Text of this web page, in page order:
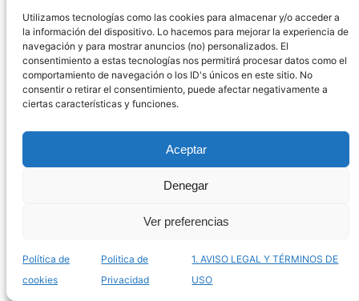
Utilizamos tecnologías como las cookies para almacenar y/o acceder a
la información del dispositivo. Lo hacemos para mejorar la experiencia de
navegación y para mostrar anuncios (no) personalizados. El
consentimiento a estas tecnologías nos permitirá procesar datos como el
comportamiento de navegación o los ID's únicos en este sitio. No
consentir o retirar el consentimiento, puede afectar negativamente a
ciertas características y funciones.
Aceptar
Denegar
Ver preferencias
Política de
cookies
Politica de
Privacidad
1. AVISO LEGAL Y TÉRMINOS DE
USO
El mejor listado de jaulas para pájaros canarios
para comprar online – Las más prácticas